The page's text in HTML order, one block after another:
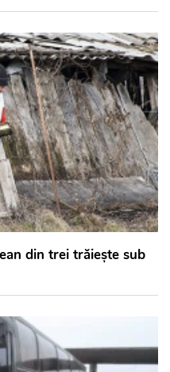
din trei trăiește sub